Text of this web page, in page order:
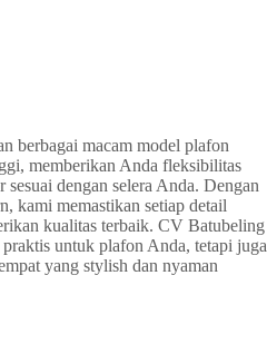
berbagai macam model plafon
memberikan Anda fleksibilitas
dengan selera Anda. Dengan
kami memastikan setiap detail
kualitas terbaik. CV Batubeling
untuk plafon Anda, tetapi juga
yang stylish dan nyaman